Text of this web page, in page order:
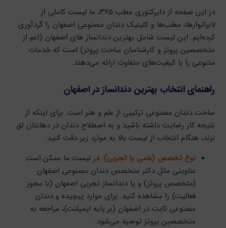
در این صفحه از دایرکتوری مطب ۳۶۵، ما لیست کاملی از
لابراتوارها، مطب‌ها و کلینیک دندان مصنوعی اصفهان را گردآوری
کرده‌ایم. این لیست شامل بهترین دندانساز های اصفهان (اعم از
متخصصین پروتز و کارشناسان ساخت پروتز) است که خدمات
متنوعی را با کیفیت‌های متفاوت ارائه می‌دهند.
راهنمای انتخاب بهترین دندانساز در اصفهان
ساخت دندان مصنوعی ترکیبی از علم و هنر است. برای اینکه از
نتیجه کار رضایت داشته باشید و به اصطلاح دندان در دهانتان لق
نزند، هنگام انتخاب از لیست بالا به موارد زیر دقت کنید:
نوع تخصص (علمی یا تجربی): در لیست ما ممکن است
عناوینی مثل دکتر متخصص دندان مصنوعی اصفهان
(متخصص پروتز) و یا دندانساز تجربی اصفهان (با مجوز
فعالیت) را مشاهده کنید. برای موارد پیچیده و دندان
مصنوعی ثابت در اصفهان (بر پایه ایمپلنت)، مراجعه به
متخصصین پروتز توصیه می‌شود.